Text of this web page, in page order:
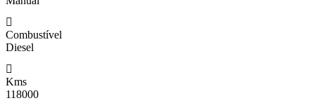
Combustível
Diesel
Kms
118000